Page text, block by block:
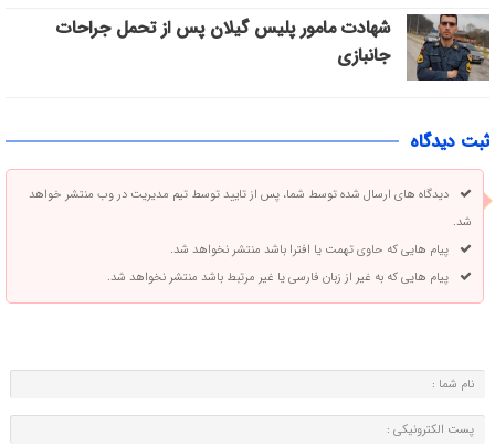
شهادت مامور پلیس گیلان پس از تحمل جراحات
جانبازی
ثبت دیدگاه
دیدگاه های ارسال شده توسط شما، پس از تایید توسط تیم مدیریت در وب منتشر خواهد
شد.
پیام هایی که حاوی تهمت یا افترا باشد منتشر نخواهد شد.
پیام هایی که به غیر از زبان فارسی یا غیر مرتبط باشد منتشر نخواهد شد.